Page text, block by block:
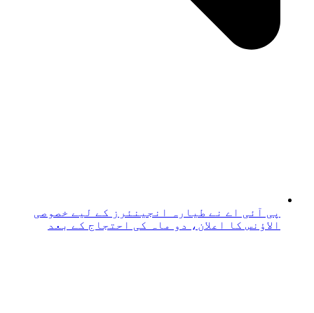
پی آئی اے نے طیارہ انجینئرز کے لیے خصوصی
الاؤنس کا اعلان، دو ماہ کی احتجاج کے بعد